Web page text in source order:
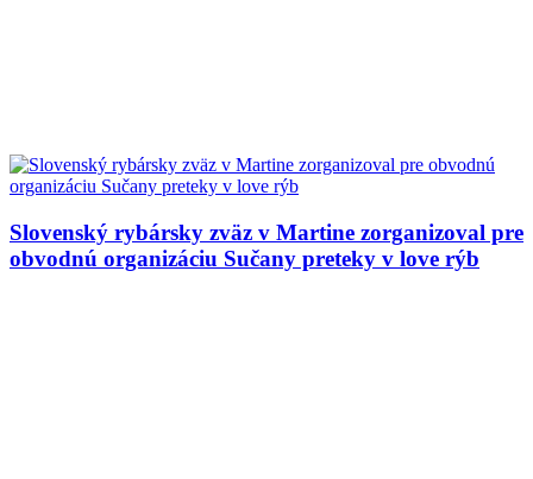
Slovenský rybársky zväz v Martine zorganizoval pre
obvodnú organizáciu Sučany preteky v love rýb